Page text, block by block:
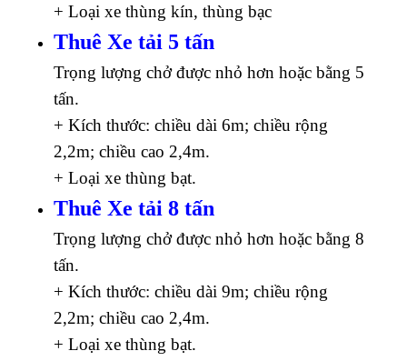
+ Loại xe thùng kín, thùng bạc
Thuê Xe tải 5 tấn
Trọng lượng chở được nhỏ hơn hoặc bằng 5
tấn.
+ Kích thước: chiều dài 6m; chiều rộng
2,2m; chiều cao 2,4m.
+ Loại xe thùng bạt.
Thuê Xe tải 8 tấn
Trọng lượng chở được nhỏ hơn hoặc bằng 8
tấn.
+ Kích thước: chiều dài 9m; chiều rộng
2,2m; chiều cao 2,4m.
+ Loại xe thùng bạt.